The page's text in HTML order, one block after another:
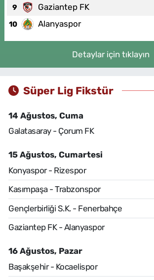
9 Gaziantep FK
10 Alanyaspor
Detaylar için tıklayın
Süper Lig Fikstür
14 Ağustos, Cuma
Galatasaray - Çorum FK
15 Ağustos, Cumartesi
Konyaspor - Rizespor
Kasımpaşa - Trabzonspor
Gençlerbirliği S.K. - Fenerbahçe
Gaziantep FK - Alanyaspor
16 Ağustos, Pazar
Başakşehir - Kocaelispor